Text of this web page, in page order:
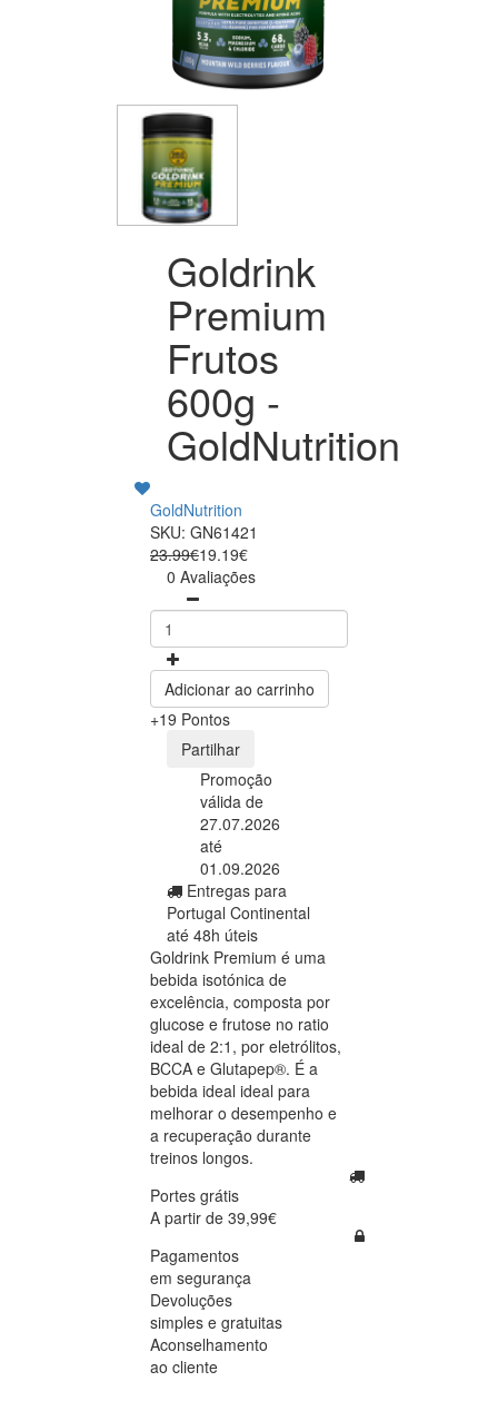
Goldrink
Premium
Frutos
600g -
GoldNutrition
GoldNutrition
SKU: GN61421
23.99€19.19€
0 Avaliações
Adicionar ao carrinho
+19 Pontos
Partilhar
Promoção
válida de
27.07.2026
até
01.09.2026
Entregas para
Portugal Continental
até 48h úteis
Goldrink Premium é uma
bebida isotónica de
excelência, composta por
glucose e frutose no ratio
ideal de 2:1, por eletrólitos,
BCCA e Glutapep®. É a
bebida ideal ideal para
melhorar o desempenho e
a recuperação durante
treinos longos.
Portes grátis
A partir de 39,99€
Pagamentos
em segurança
Devoluções
simples e gratuitas
Aconselhamento
ao cliente